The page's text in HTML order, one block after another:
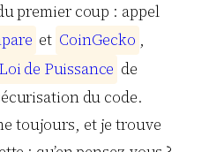
premier coup : appel
pare et CoinGecko ,
Loide Puissance de
du code.
toujours, et je trouve